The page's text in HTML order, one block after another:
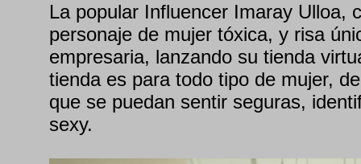
La popular Influencer Imaray Ulloa,
personaje de mujer tóxica, y risa
empresaria, lanzando su tienda
tienda es para todo tipo de mujer,
que se puedan sentir seguras,
sexy.